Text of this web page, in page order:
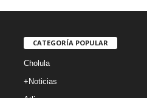
CATEGORÍA POPULAR
Cholula
+Noticias